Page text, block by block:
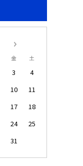
金 土
3
4
10
11
17
18
24
25
31